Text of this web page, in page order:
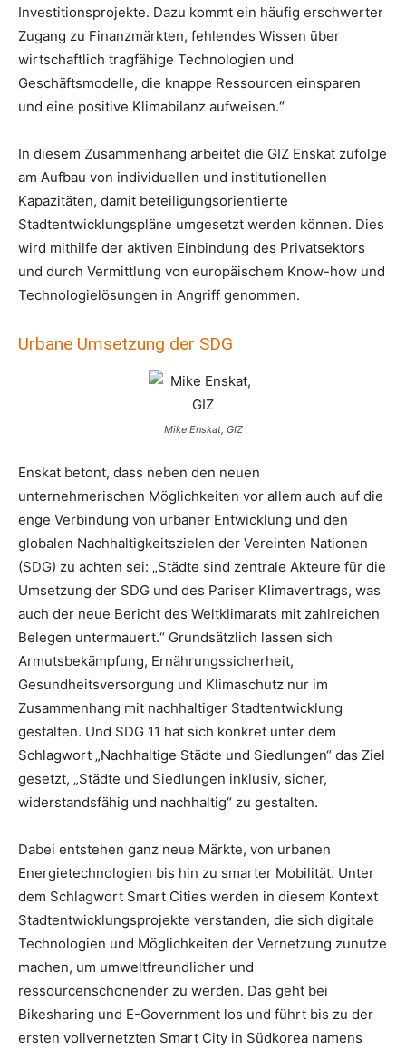
Investitionsprojekte. Dazu kommt ein häufig erschwerter
Zugang zu Finanzmärkten, fehlendes Wissen über
wirtschaftlich tragfähige Technologien und
Geschäftsmodelle, die knappe Ressourcen einsparen
und eine positive Klimabilanz aufweisen.“
In diesem Zusammenhang arbeitet die GIZ Enskat zufolge
am Aufbau von individuellen und institutionellen
Kapazitäten, damit beteiligungsorientierte
Stadtentwicklungspläne umgesetzt werden können. Dies
wird mithilfe der aktiven Einbindung des Privatsektors
und durch Vermittlung von europäischem Know-how und
Technologielösungen in Angriff genommen.
Urbane Umsetzung der SDG
Mike Enskat, GIZ
Enskat betont, dass neben den neuen
unternehmerischen Möglichkeiten vor allem auch auf die
enge Verbindung von urbaner Entwicklung und den
globalen Nachhaltigkeitszielen der Vereinten Nationen
(SDG) zu achten sei: „Städte sind zentrale Akteure für die
Umsetzung der SDG und des Pariser Klimavertrags, was
auch der neue Bericht des Weltklimarats mit zahlreichen
Belegen untermauert.“ Grundsätzlich lassen sich
Armutsbekämpfung, Ernährungssicherheit,
Gesundheitsversorgung und Klimaschutz nur im
Zusammenhang mit nachhaltiger Stadtentwicklung
gestalten. Und SDG 11 hat sich konkret unter dem
Schlagwort „Nachhaltige Städte und Siedlungen“ das Ziel
gesetzt, „Städte und Siedlungen inklusiv, sicher,
widerstandsfähig und nachhaltig“ zu gestalten.
Dabei entstehen ganz neue Märkte, von urbanen
Energietechnologien bis hin zu smarter Mobilität. Unter
dem Schlagwort Smart Cities werden in diesem Kontext
Stadtentwicklungsprojekte verstanden, die sich digitale
Technologien und Möglichkeiten der Vernetzung zunutze
machen, um umweltfreundlicher und
ressourcenschonender zu werden. Das geht bei
Bikesharing und E-Government los und führt bis zu der
ersten vollvernetzten Smart City in Südkorea namens